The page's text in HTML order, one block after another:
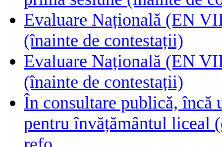
Evaluare Națională (EN
(înainte de contestații)
Evaluare Națională (EN
(înainte de contestații)
În consultare publică, încă
pentru învățământul liceal